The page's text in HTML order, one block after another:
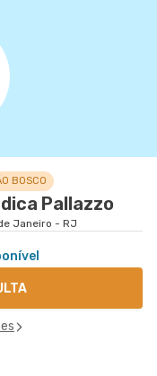
BOSCO
Pallazzo
Janeiro - RJ